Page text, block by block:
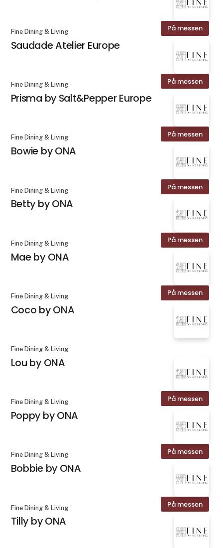
På messen
Fine Dining & Living
Saudade Atelier Europe
På messen
Fine Dining & Living
Prisma by Salt&Pepper Europe
På messen
Fine Dining & Living
Bowie by ONA
På messen
Fine Dining & Living
Betty by ONA
På messen
Fine Dining & Living
Mae by ONA
På messen
Fine Dining & Living
Coco by ONA
Fine Dining & Living
Lou by ONA
På messen
Fine Dining & Living
Poppy by ONA
På messen
Fine Dining & Living
Bobbie by ONA
På messen
Fine Dining & Living
Tilly by ONA